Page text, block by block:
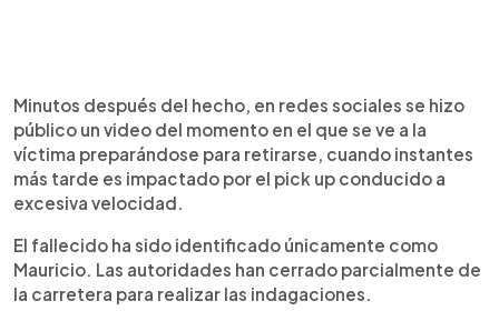
Minutos después del hecho, en redes sociales se hizo
público un video del momento en el que se ve a la
víctima preparándose para retirarse, cuando instantes
más tarde es impactado por el pick up conducido a
excesiva velocidad.
El fallecido ha sido identificado únicamente como
Mauricio. Las autoridades han cerrado parcialmente de
la carretera para realizar las indagaciones.